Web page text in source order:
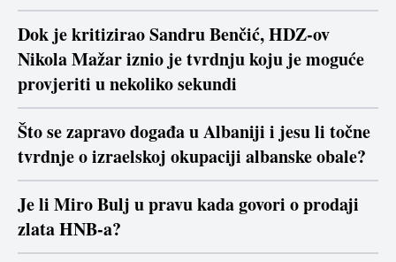
Dok je kritizirao Sandru Benčić, HDZ-ov
Nikola Mažar iznio je tvrdnju koju je moguće
provjeriti u nekoliko sekundi
Što se zapravo događa u Albaniji i jesu li točne
tvrdnje o izraelskoj okupaciji albanske obale?
Je li Miro Bulj u pravu kada govori o prodaji
zlata HNB-a?